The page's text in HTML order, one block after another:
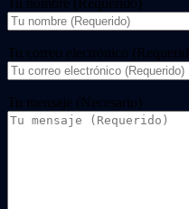
Tu nombre (Requerido)
Tu correo electrónico
Tu mensaje (Necesario)